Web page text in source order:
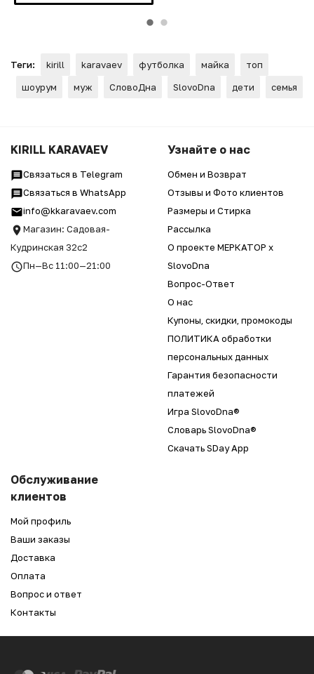
Теги: kirill karavaev футболка майка
топ
шоурум
муж СловоДна SlovoDna дети семья
KIRILL KARAVAEV
Связаться в Telegram
Связаться в WhatsApp
info@kkaravaev.com
Магазин: Садовая-
Кудринская 32с2
Пн—Вс 11:00—21:00
Узнайте о нас
Обмен и Возврат
Отзывы и Фото клиентов
Размеры и Стирка
Рассылка
О проекте МЕРКАТОР x
SlovoDna
Вопрос-Ответ
О нас
Купоны, скидки, промокоды
ПОЛИТИКА обработки
персональных данных
Гарантия безопасности
платежей
Игра SlovoDna®
Словарь SlovoDna®
Скачать SDay App
Обслуживание
клиентов
Мой профиль
Ваши заказы
Доставка
Оплата
Вопрос и ответ
Контакты